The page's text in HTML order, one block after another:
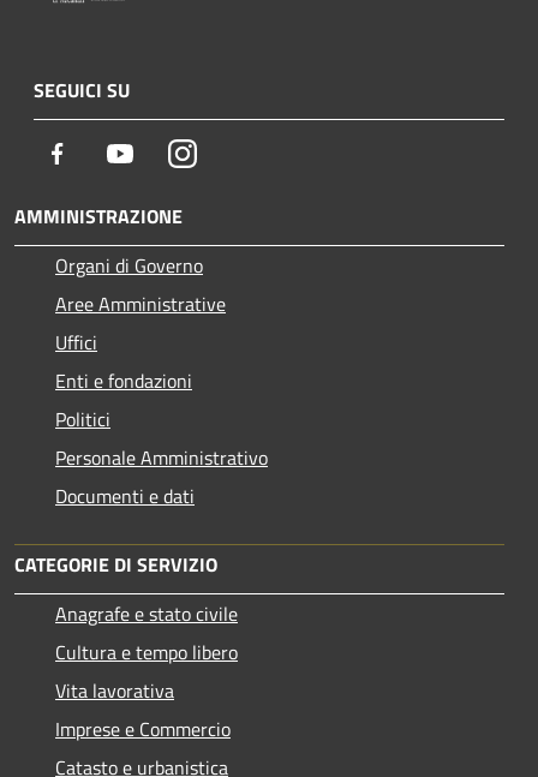
SEGUICI SU
Facebook YoutubeInstagram
AMMINISTRAZIONE
Organi di Governo
Aree Amministrative
Uffici
Enti e fondazioni
Politici
Personale Amministrativo
Documenti e dati
CATEGORIE DI SERVIZIO
Anagrafe e stato civile
Cultura e tempo libero
Vita lavorativa
Imprese e Commercio
Catasto e urbanistica